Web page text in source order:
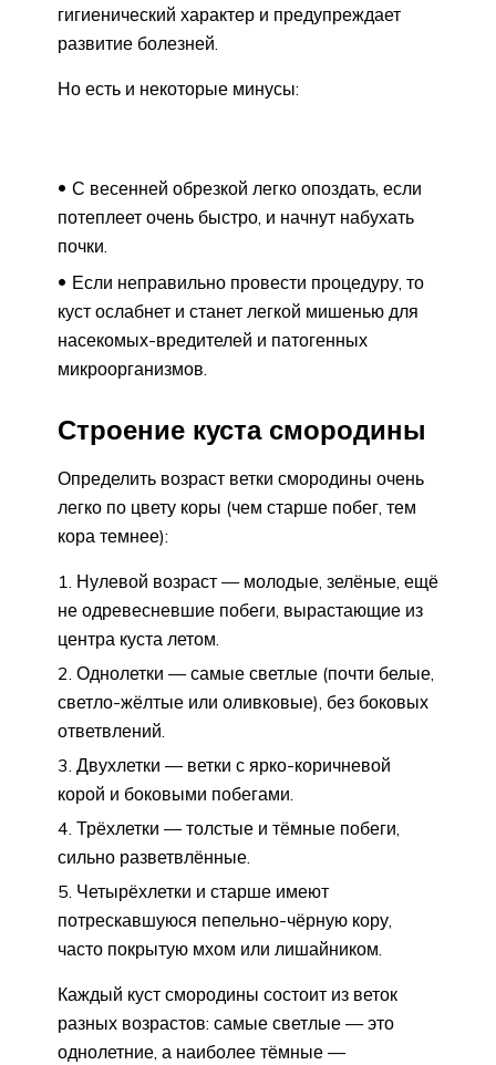
гигиенический характер и предупреждает
развитие болезней.
Но есть и некоторые минусы:
С весенней обрезкой легко опоздать, если
потеплеет очень быстро, и начнут набухать
почки.
Если неправильно провести процедуру, то
куст ослабнет и станет легкой мишенью для
насекомых-вредителей и патогенных
микроорганизмов.
Строение куста смородины
Определить возраст ветки смородины очень
легко по цвету коры (чем старше побег, тем
кора темнее):
Нулевой возраст — молодые, зелёные, ещё
не одревесневшие побеги, вырастающие из
центра куста летом.
Однолетки — самые светлые (почти белые,
светло-жёлтые или оливковые), без боковых
ответвлений.
Двухлетки — ветки с ярко-коричневой
корой и боковыми побегами.
Трёхлетки — толстые и тёмные побеги,
сильно разветвлённые.
Четырёхлетки и старше имеют
потрескавшуюся пепельно-чёрную кору,
часто покрытую мхом или лишайником.
Каждый куст смородины состоит из веток
разных возрастов: самые светлые — это
однолетние, а наиболее тёмные —